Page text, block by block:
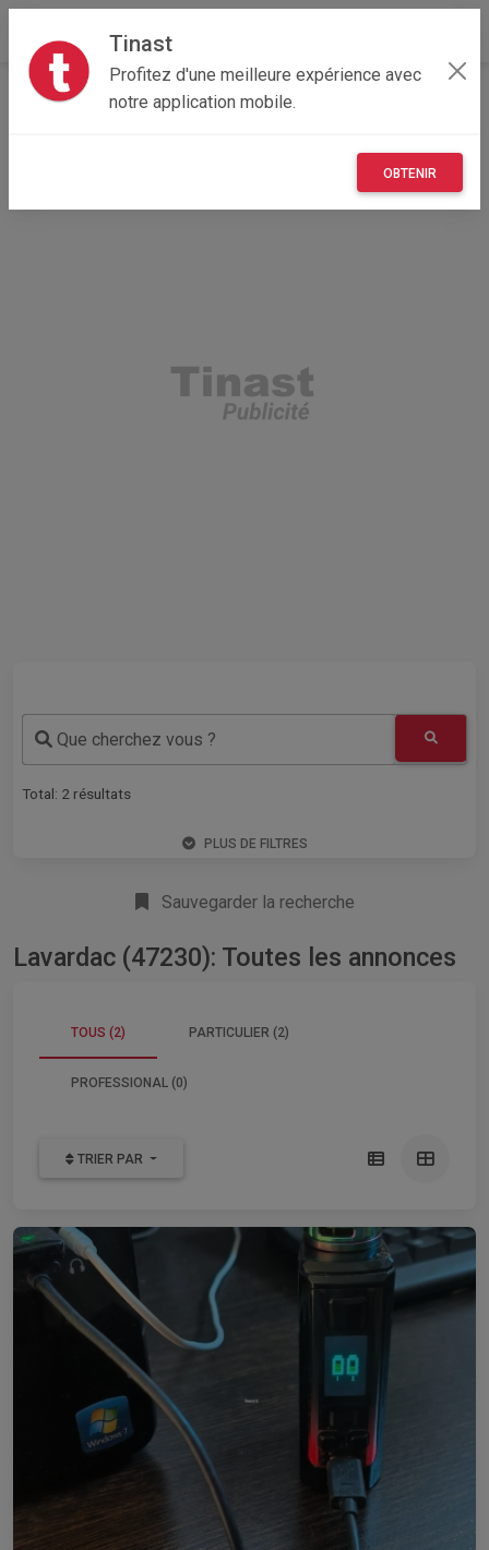
Tinast
Profitez d'une meilleure expérience avec
notre application mobile.
OBTENIR
Accueil Recherche
Nouvelle-Aquitaine
Que cherchez vous ?
Total: 2 résultats
PLUS DE FILTRES
Sauvegarder la recherche
Lavardac (47230): Toutes les annonces
TOUS (2) PARTICULIER (2)
PROFESSIONAL (0)
TRIER PAR